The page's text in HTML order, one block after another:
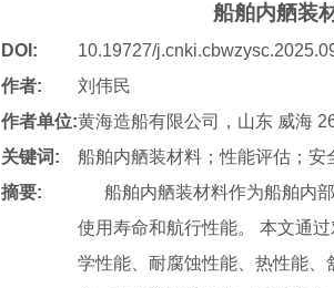
船舶内舾装
DOI:
10.19727/
作者:
刘伟民
作者单位:黄海造船有限公司，山东 威海
关键词:
船舶内舾装材料；性能评估；
摘要:
船舶内舾装材料作为船舶内部
使用寿命和航行性能。 本文通
学性能、耐腐蚀性能、热性能